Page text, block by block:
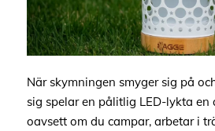
När skymningen smyger sig på
sig spelar en pålitlig LED-lykta en
oavsett om du campar, arbetar i